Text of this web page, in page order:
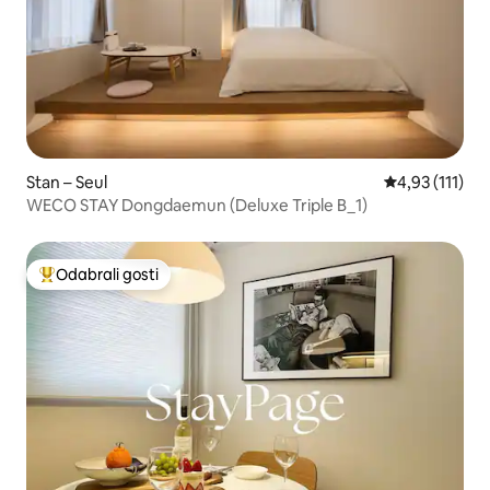
Stan – Seul Prosječna
4,93 (111)
WECO STAY Dongdaemun (Deluxe Triple B_1)
Među najviše rangiranima s oznakom „Odabrali gosti”
Odabrali gosti